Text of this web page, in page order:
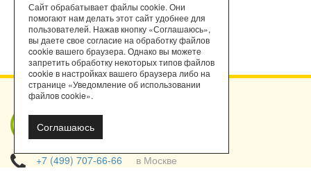
Мы работаем
с порталом
поставщиков!
+7 (499) 707-66-66 в Москве
Сайт обрабатывает файлы cookie. Они
помогают нам делать этот сайт удобнее для
пользователей. Нажав кнопку «Соглашаюсь»,
вы даете свое согласие на обработку файлов
cookie вашего браузера. Однако вы можете
запретить обработку некоторых типов файлов
cookie в настройках вашего браузера либо на
странице «Уведомление об использовании
файлов cookie».
Соглашаюсь